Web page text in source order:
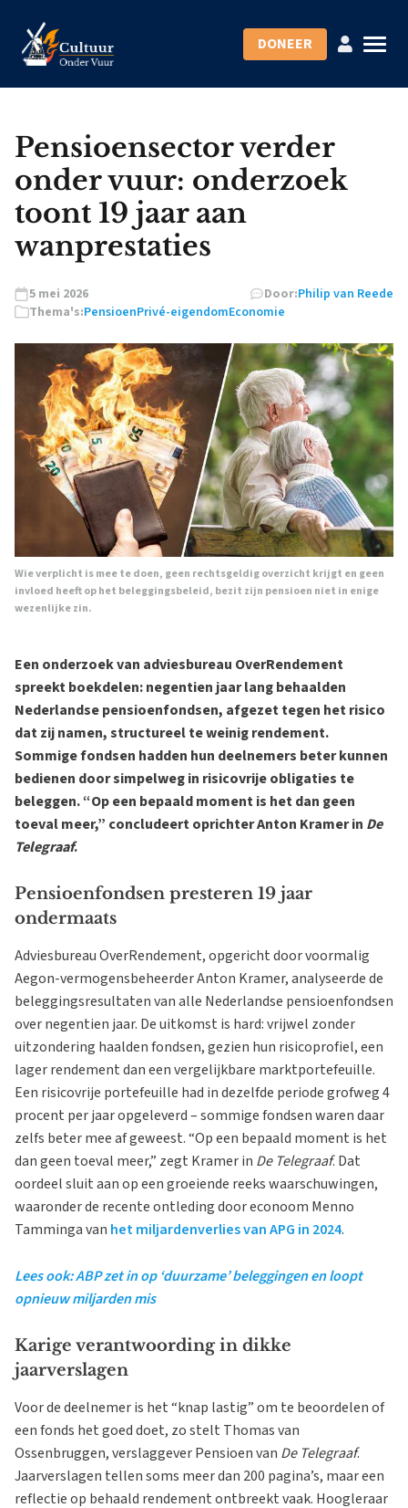
DONEER
Pensioensector verder
onder vuur: onderzoek
toont 19 jaar aan
wanprestaties
5 mei 2026 Door:Philip van Reede
Thema's:PensioenPrivé-eigendomEconomie
Wie verplicht is mee te doen, geen rechtsgeldig overzicht krijgt en geen
invloed heeft op het beleggingsbeleid, bezit zijn pensioen niet in enige
wezenlijke zin.
Een onderzoek van adviesbureau OverRendement
spreekt boekdelen: negentien jaar lang behaalden
Nederlandse pensioenfondsen, afgezet tegen het risico
dat zij namen, structureel te weinig rendement.
Sommige fondsen hadden hun deelnemers beter kunnen
bedienen door simpelweg in risicovrije obligaties te
beleggen. “Op een bepaald moment is het dan geen
toeval meer,” concludeert oprichter Anton Kramer in De
Telegraaf.
Pensioenfondsen presteren 19 jaar
ondermaats
Adviesbureau OverRendement, opgericht door voormalig
Aegon-vermogensbeheerder Anton Kramer, analyseerde de
beleggingsresultaten van alle Nederlandse pensioenfondsen
over negentien jaar. De uitkomst is hard: vrijwel zonder
uitzondering haalden fondsen, gezien hun risicoprofiel, een
lager rendement dan een vergelijkbare marktportefeuille.
Een risicovrije portefeuille had in dezelfde periode grofweg 4
procent per jaar opgeleverd – sommige fondsen waren daar
zelfs beter mee af geweest. “Op een bepaald moment is het
dan geen toeval meer,” zegt Kramer in De Telegraaf. Dat
oordeel sluit aan op een groeiende reeks waarschuwingen,
waaronder de recente ontleding door econoom Menno
Tamminga van het miljardenverlies van APG in 2024.
Lees ook: ABP zet in op ‘duurzame’ beleggingen en loopt
opnieuw miljarden mis
Karige verantwoording in dikke
jaarverslagen
Voor de deelnemer is het “knap lastig” om te beoordelen of
een fonds het goed doet, zo stelt Thomas van
Ossenbruggen, verslaggever Pensioen van De Telegraaf.
Jaarverslagen tellen soms meer dan 200 pagina’s, maar een
reflectie op behaald rendement ontbreekt vaak. Hoogleraar